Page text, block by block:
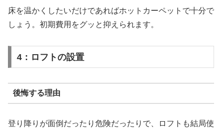
床を温かくしたいだけであればホットカーペットで十分で
しょう。初期費用をグッと抑えられます。
4：ロフトの設置
後悔する理由
登り降りが面倒だったり危険だったりで、ロフトも結局使